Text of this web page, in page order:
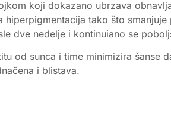
koji dokazano ubrzava
tako što
dve nedelje i kontinuiano se
od sunca i time minimizira šanse
i blistava.